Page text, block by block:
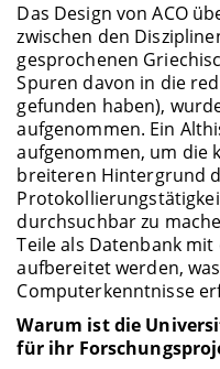
Das Design von ACO
zwischen den
gesprochenen
Spuren davon in die
gefunden haben),
aufgenommen. Ein
aufgenommen, um die
breiteren Hintergrund
durchsuchbar zu
Teile als Datenbank
aufbereitet werden,
Computerkenntnisse
Warum ist die
für ihr